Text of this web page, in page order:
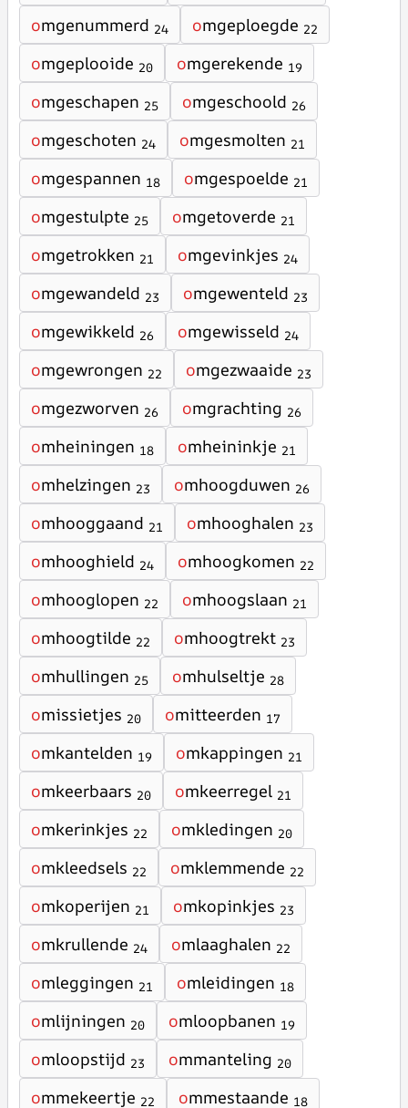
omgenummerd 24 omgeploegde 22
omgeplooide 20 omgerekende 19
omgeschapen 25 omgeschoold 26
omgeschoten 24 omgesmolten 21
omgespannen 18 omgespoelde 21
omgestulpte 25 omgetoverde 21
omgetrokken 21 omgevinkjes 24
omgewandeld 23 omgewenteld 23
omgewikkeld 26 omgewisseld 24
omgewrongen 22 omgezwaaide 23
omgezworven 26 omgrachting 26
omheiningen 18 omheininkje 21
omhelzingen 23 omhoogduwen 26
omhooggaand 21 omhooghalen 23
omhooghield 24 omhoogkomen 22
omhooglopen 22 omhoogslaan 21
omhoogtilde 22 omhoogtrekt 23
omhullingen 25 omhulseltje 28
omissietjes 20 omitteerden 17
omkantelden 19 omkappingen 21
omkeerbaars 20 omkeerregel 21
omkerinkjes 22 omkledingen 20
omkleedsels 22 omklemmende 22
omkoperijen 21 omkopinkjes 23
omkrullende 24 omlaaghalen 22
omleggingen 21 omleidingen 18
omlijningen 20 omloopbanen 19
omloopstijd 23 ommanteling 20
ommekeertje 22 ommestaande 18